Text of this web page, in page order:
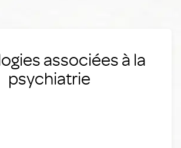
associées à la
psychiatrie